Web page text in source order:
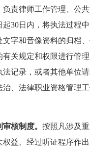
责律师工作管理、公
30日内，将执法过程
字和音像资料的归档
关规定和权限进行管
记录，或者其他单位
、法律职业资格管理
核制度。 按照凡涉及
益、经过听证程序作